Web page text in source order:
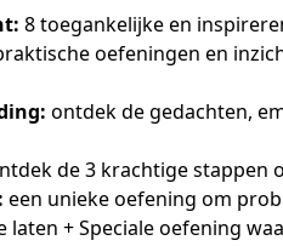
8 toegankelijke en
oefeningen en
ontdek de gedachten,
de 3 krachtige stappen
een unieke oefening om
laten + Speciale oefening